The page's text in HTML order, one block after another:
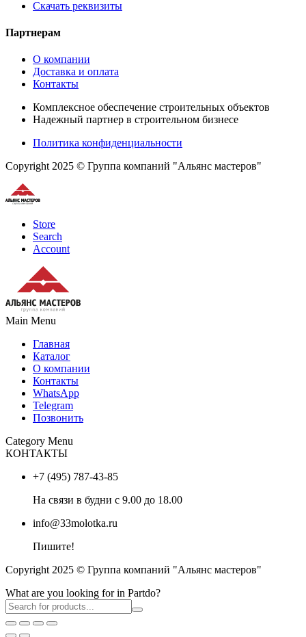
Скачать реквизиты
Партнерам
О компании
Доставка и оплата
Контакты
Комплексное обеспечение строительных объектов
Надежный партнер в строительном бизнесе
Политика конфиденциальности
Copyright 2025 © Группа компаний "Альянс мастеров"
Store
Search
Account
Main Menu
Главная
Каталог
О компании
Контакты
WhatsApp
Telegram
Позвонить
Category Menu
КОНТАКТЫ
+7 (495) 787-43-85
На связи в будни с 9.00 до 18.00
info@33molotka.ru
Пишите!
Copyright 2025 © Группа компаний "Альянс мастеров"
What are you looking for in Partdo?